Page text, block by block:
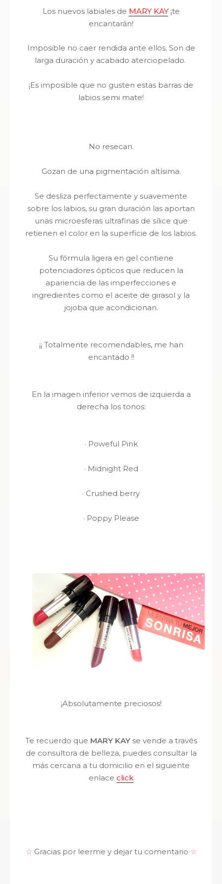
Los nuevos labiales de MARY KAY¡te
encantarán!
Imposible no caer rendida ante ellos. Son de
larga duración y acabado aterciopelado.
¡Es imposible que no gusten estas barras de
labios semi mate!
No resecan.
Gozan de una pigmentación altísima.
Se desliza perfectamente y suavemente
sobre los labios, su gran duración las aportan
unas microesferas ultrafinas de sílice que
retienen el color en la superficie de los labios.
Su fórmula ligera en gel contiene
potenciadores ópticos que reducen la
apariencia de las imperfecciones e
ingredientes como el aceite de girasol y la
jojoba que acondicionan.
¡¡ Totalmente recomendables, me han
encantado !!
En la imagen inferior vemos de izquierda a
derecha los tonos:
· Poweful Pink
· Midnight Red
· Crushed berry
· Poppy Please
¡Absolutamente preciosos!
Te recuerdo que MARY KAYse vende a través
de consultora de belleza, puedes consultar la
más cercana a tu domicilio en el siguiente
enlace click
☆ Gracias por leerme y dejar tu comentario ☆